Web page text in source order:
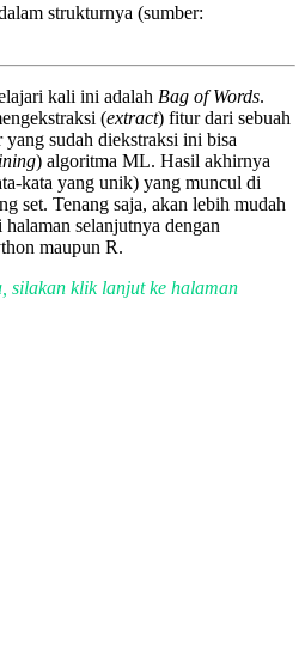
strukturnya (sumber:
kali ini adalah Bag of Words.
(extract) fitur dari sebuah
sudah diekstraksi ini bisa
) algoritma ML. Hasil akhirnya
kata yang unik) yang muncul di
set. Tenang saja, akan lebih mudah
selanjutnya dengan
maupun R.
silakan klik lanjut ke halaman